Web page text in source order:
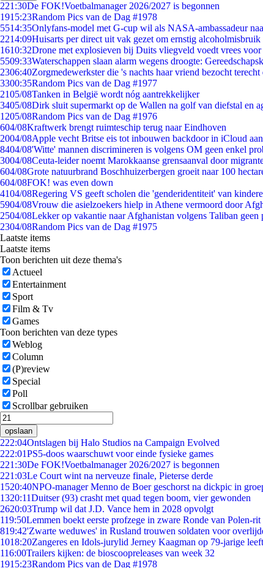
221:30De FOK!Voetbalmanager 2026/2027 is begonnen
1915:23Random Pics van de Dag #1978
5514:35Onlyfans-model met G-cup wil als NASA-ambassadeur
2214:09Huisarts per direct uit vak gezet om ernstig alcoholmisbruik
1610:32Drone met explosieven bij Duits vliegveld voedt vrees
5509:33Waterschappen slaan alarm wegens droogte:
2306:40Zorgmedewerkster die 's nachts haar vriend bezocht terecht
3300:35Random Pics van de Dag #1977
2105/08Tanken in België wordt nóg aantrekkelijker
3405/08Dirk sluit supermarkt op de Wallen na golf van diefstal en
1205/08Random Pics van de Dag #1976
604/08Kraftwerk brengt ruimteschip terug naar Eindhoven
2004/08Apple vecht Britse eis tot inbouwen backdoor in iCloud aan
8404/08'Witte' mannen discrimineren is volgens OM geen enkel
3004/08Ceuta-leider noemt Marokkaanse grensaanval door
604/08Grote natuurbrand Boschhuizerbergen groeit naar 100
604/08FOK! was even down
4104/08Regering VS geeft scholen die 'genderidentiteit' van
5904/08Vrouw die asielzoekers hielp in Athene vermoord door
2504/08Lekker op vakantie naar Afghanistan volgens Taliban geen
2304/08Random Pics van de Dag #1975
Laatste items
Laatste items
Toon berichten uit deze thema's
Actueel
Entertainment
Sport
Film & Tv
Games
Toon berichten van deze types
Weblog
Column
(P)review
Special
Poll
Scrollbar gebruiken
opslaan
222:04Ontslagen bij Halo Studios na Campaign Evolved
222:01PS5-doos waarschuwt voor einde fysieke games
221:30De FOK!Voetbalmanager 2026/2027 is begonnen
221:03Le Court wint na nerveuze finale, Pieterse derde
1520:40NPO-manager Menno de Boer geschorst na dickpic in
1320:11Duitser (93) crasht met quad tegen boom, vier gewonden
2620:03Trump wil dat J.D. Vance hem in 2028 opvolgt
119:50Lemmen boekt eerste profzege in zware Ronde van Polen-rit
819:42'Zwarte weduwes' in Rusland trouwen soldaten voor
1018:20Zangeres en Idols-jurylid Jerney Kaagman op 79-jarige
116:00Trailers kijken: de bioscoopreleases van week 32
1915:23Random Pics van de Dag #1978